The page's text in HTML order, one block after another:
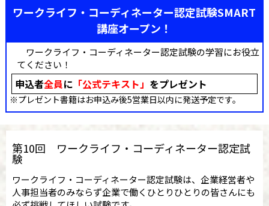
ワークライフ・コーディネーター認定試験SMART
講座オープン！
ワークライフ・コーディネーター認定試験の学習にお役立
てください！
申込者全員に 「公式テキスト」 をプレゼント
※プレゼント書籍はお申込み後5営業日以内に発送予定です。
第10回 ワークライフ・コーディネーター認定試
験
ワークライフ・コーディネーター認定試験は、企業経営者や
人事担当者のみならず企業で働くひとりひとりの皆さんにも